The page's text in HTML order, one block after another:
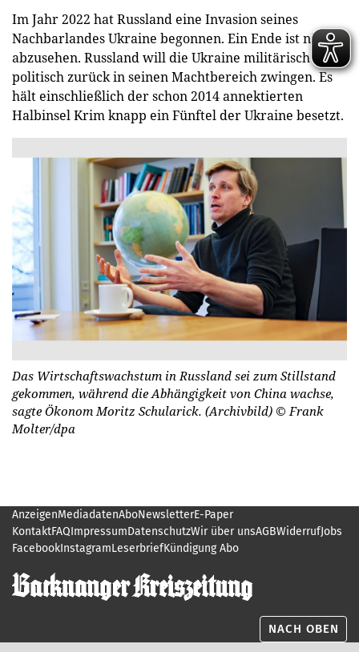
Im Jahr 2022 hat Russland eine Invasion seines
Nachbarlandes Ukraine begonnen. Ein Ende ist nicht
abzusehen. Russland will die Ukraine militärisch und
politisch zurück in seinen Machtbereich zwingen. Es
hält einschließlich der schon 2014 annektierten
Halbinsel Krim knapp ein Fünftel der Ukraine besetzt.
Das Wirtschaftswachstum in Russland sei zum Stillstand
gekommen, während die Abhängigkeit von China wachse,
sagte Ökonom Moritz Schularick. (Archivbild) © Frank
Molter/dpa
AnzeigenMediadatenAboNewsletterE-Paper
KontaktFAQImpressumDatenschutzWir über unsAGBWiderrufJobs
FacebookInstagramLeserbriefKündigung Abo
NACH OBEN